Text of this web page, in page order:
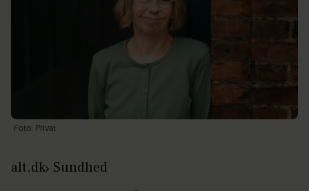
Foto: Privat
alt.dk Sundhed